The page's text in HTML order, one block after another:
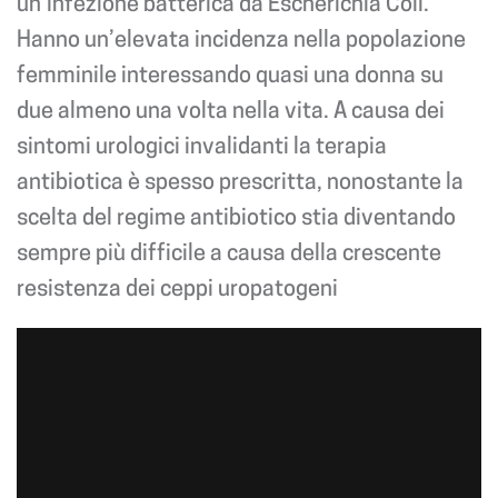
Hanno un’elevata incidenza nella popolazione
femminile interessando quasi una donna su
due almeno una volta nella vita. A causa dei
sintomi urologici invalidanti la terapia
antibiotica è spesso prescritta, nonostante la
scelta del regime antibiotico stia diventando
sempre più difficile a causa della crescente
resistenza dei ceppi uropatogeni